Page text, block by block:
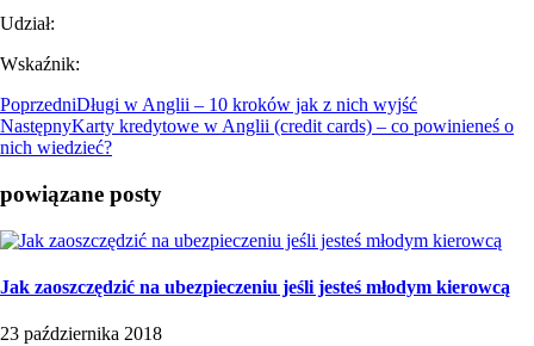
Udział:
Wskaźnik:
PoprzedniDługi w Anglii – 10 kroków jak z nich wyjść
NastępnyKarty kredytowe w Anglii (credit cards) – co powinieneś o
nich wiedzieć?
powiązane posty
Jak zaoszczędzić na ubezpieczeniu jeśli jesteś młodym kierowcą
23 października 2018